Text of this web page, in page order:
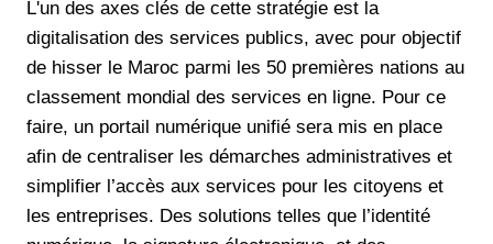
L'un des axes clés de cette stratégie est la
digitalisation des services publics, avec pour objectif
de hisser le Maroc parmi les 50 premières nations au
classement mondial des services en ligne. Pour ce
faire, un portail numérique unifié sera mis en place
afin de centraliser les démarches administratives et
simplifier l’accès aux services pour les citoyens et
les entreprises. Des solutions telles que l’identité